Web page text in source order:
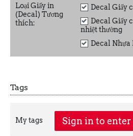
Loại Giấy in
(Decal) Tương
thích:
Decal Giấy
Decal Giấy
nhiệt thường
Decal Nhựa
Tags
My tags Sign in to enter